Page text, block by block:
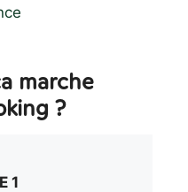
marche
?
1